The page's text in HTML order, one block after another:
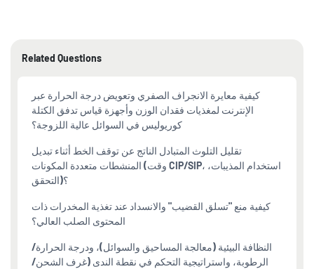
Related Questions
كيفية معايرة الانجراف الصفري وتعويض درجة الحرارة عبر
الإنترنت لمغذيات فقدان الوزن وأجهزة قياس تدفق الكتلة
كوريوليس في السوائل عالية اللزوجة؟
تقليل التلوث المتبادل الناتج عن توقف الخط أثناء تبديل
المنشطات متعددة المكونات (وقت CIP/SIP، استخدام المذيبات،
التحقق)؟
كيفية منع "تسلق القضيب" والانسداد عند تغذية المخدرات ذات
المحتوى الصلب العالي؟
النظافة البيئية (معالجة المساحيق والسوائل)، ودرجة الحرارة/
الرطوبة، واستراتيجية التحكم في نقطة الندى (غرف الشحن/